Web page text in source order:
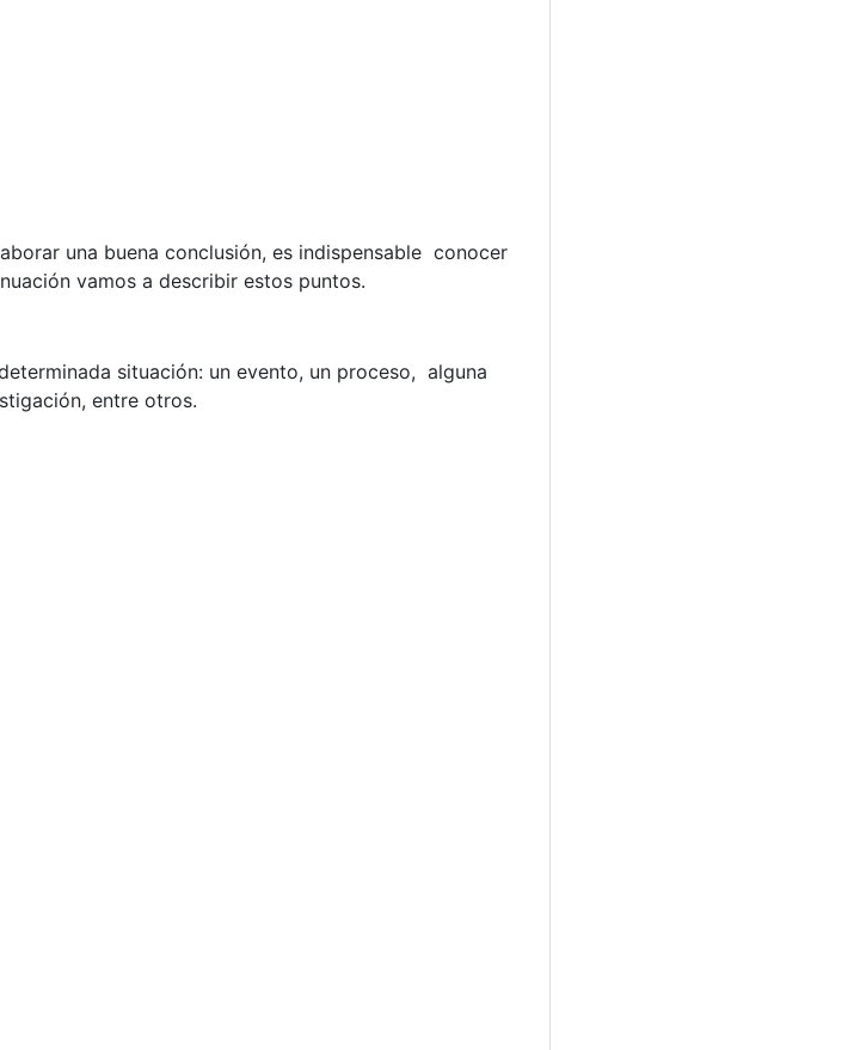
una buena conclusión, es indispensable conocer
vamos a describir estos puntos.
situación: un evento, un proceso, alguna
entre otros.